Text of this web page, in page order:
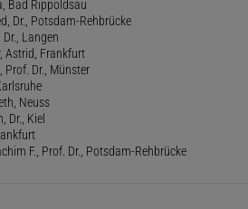
Bad Rippoldsau
Dr., Potsdam-Rehbrücke
Langen
Astrid, Frankfurt
Prof. Dr., Münster
Neuss
Dr., Kiel
F., Prof. Dr., Potsdam-Rehbrücke